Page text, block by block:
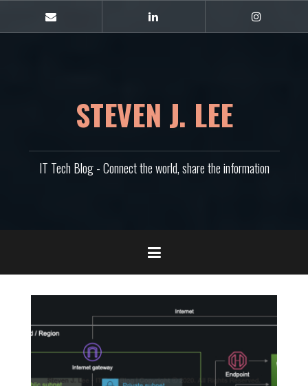
츠
E-
mail
Instagram
STEVEN J. LEE
IT Tech Blog - Connect the world, share the information